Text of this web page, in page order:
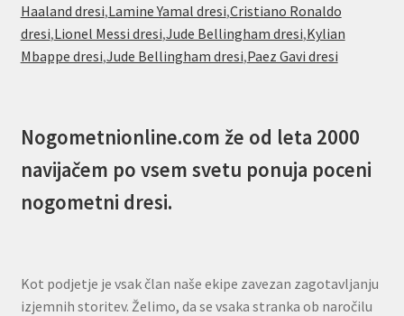
Haaland dresi,Lamine Yamal dresi,Cristiano Ronaldo
dresi,Lionel Messi dresi,Jude Bellingham dresi,Kylian
Mbappe dresi,Jude Bellingham dresi,Paez Gavi dresi
Nogometnionline.com že od leta 2000
navijačem po vsem svetu ponuja poceni
nogometni dresi.
Kot podjetje je vsak član naše ekipe zavezan zagotavljanju
izjemnih storitev. Želimo, da se vsaka stranka ob naročilu